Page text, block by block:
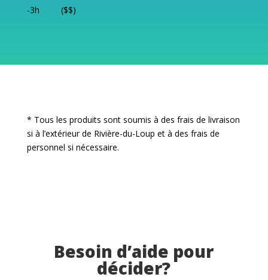
-3h ($$)
* Tous les produits sont soumis à des frais de livraison
si à l’extérieur de Rivière-du-Loup et à des frais de
personnel si nécessaire.
Besoin d’aide pour
décider?